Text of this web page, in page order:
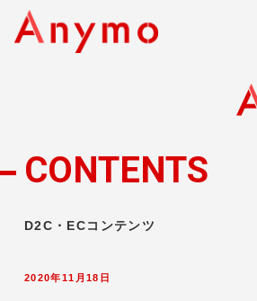
私たちについて
CONTENTS
D2C・ECコンテンツ
2020年11月18日